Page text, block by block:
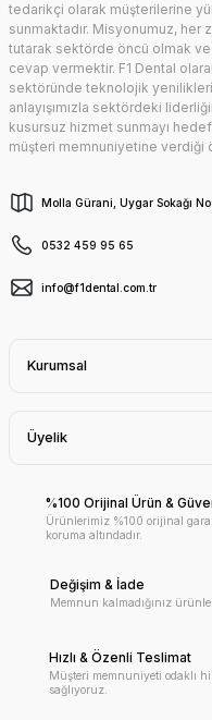
tedarikçi olarak müşterilerine
sunmaktadır. Misyonumuz, her
tutarak sektörde öncü olmak
cevap vermektir. F1 Dental
sektöründe teknolojik
anlayışımızla sektördeki
kusursuz hizmet sunmayı
müşteri memnuniyetine verdiği
Molla Gürani, Uygar Sokağı
0532 459 95 65
info@f1dental.com.tr
Kurumsal
Üyelik
%100 Orijinal Ürün &
Ürünlerimiz %100 orijinal
koruma altındadır.
Değişim & İade
Memnun kalmadığınız
Hızlı & Özenli Teslimat
Müşteri memnuniyeti odaklı
sağlıyoruz.